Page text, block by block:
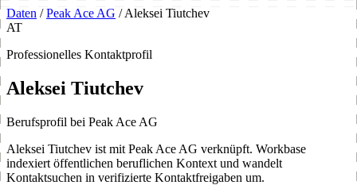
Daten / Peak Ace AG / Aleksei Tiutchev
AT
Professionelles Kontaktprofil
Aleksei Tiutchev
Berufsprofil bei Peak Ace AG
Aleksei Tiutchev ist mit Peak Ace AG verknüpft. Workbase
indexiert öffentlichen beruflichen Kontext und wandelt
Kontaktsuchen in verifizierte Kontaktfreigaben um.